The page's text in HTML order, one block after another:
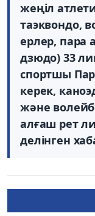
жеңіл
таэквондо,
ерлер, пара
дзюдо) 33
спортшы
керек,
және
алғаш рет
делінген